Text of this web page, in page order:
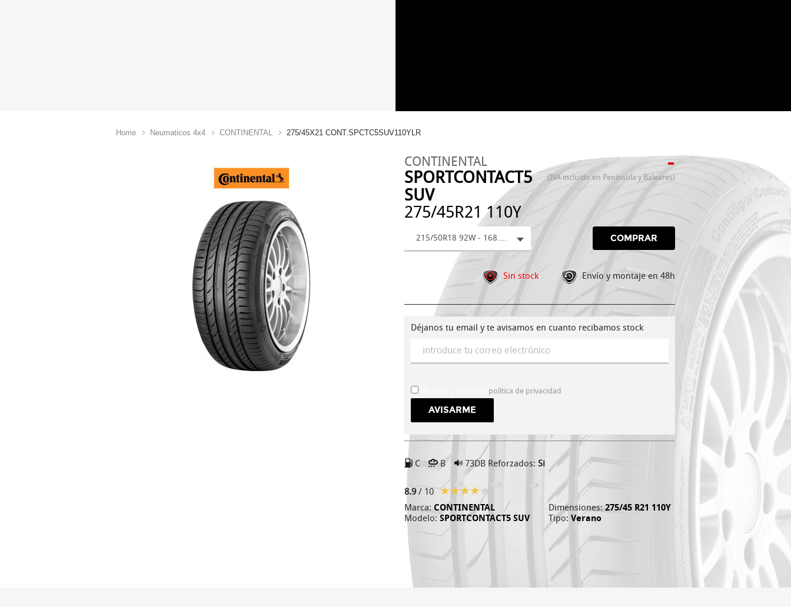
Home Neumaticos 4x4 CONTINENTAL 275/45X21 CONT.SPCTC5SUV110YLR
CONTINENTAL
SPORTCONTACT5
SUV
275/45R21 110Y
-
(IVA incluído en Península y Baleares)
215/50R18 92W - 168.64 € COMPRAR
Sin stock Envío y montaje en 48h
Déjanos tu email y te avisamos en cuanto recibamos stock
política de privacidad
C B 73DB Reforzados: Si
8.9/ 10
Marca: CONTINENTAL
Modelo: SPORTCONTACT5 SUV
Dimensiones: 275/45 R21 110Y
Tipo: Verano